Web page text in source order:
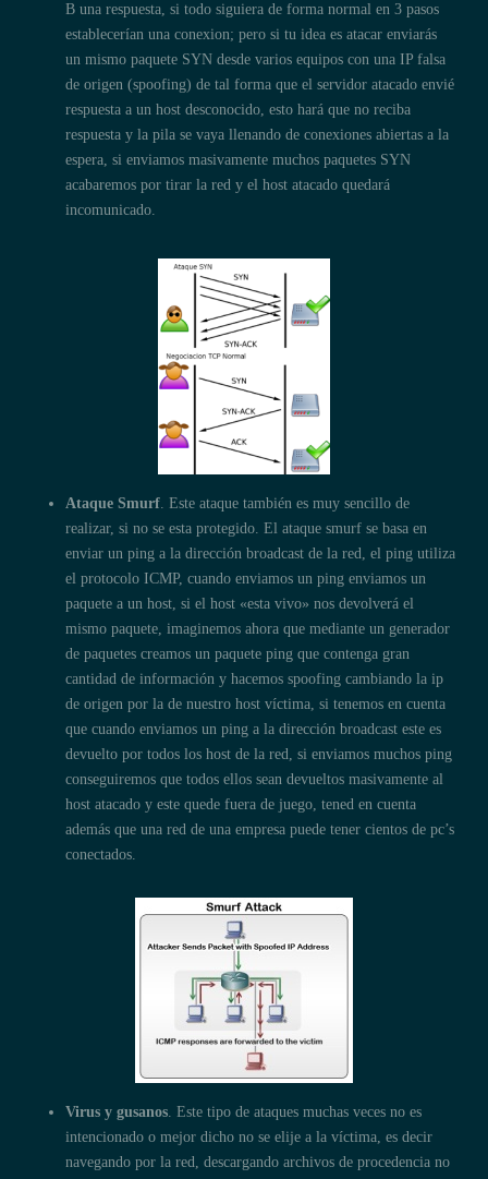
B una respuesta, si todo siguiera de forma normal en 3 pasos
establecerían una conexion; pero si tu idea es atacar enviarás
un mismo paquete SYN desde varios equipos con una IP falsa
de origen (spoofing) de tal forma que el servidor atacado envié
respuesta a un host desconocido, esto hará que no reciba
respuesta y la pila se vaya llenando de conexiones abiertas a la
espera, si enviamos masivamente muchos paquetes SYN
acabaremos por tirar la red y el host atacado quedará
incomunicado.
Ataque Smurf. Este ataque también es muy sencillo de
realizar, si no se esta protegido. El ataque smurf se basa en
enviar un ping a la dirección broadcast de la red, el ping utiliza
el protocolo ICMP, cuando enviamos un ping enviamos un
paquete a un host, si el host «esta vivo» nos devolverá el
mismo paquete, imaginemos ahora que mediante un generador
de paquetes creamos un paquete ping que contenga gran
cantidad de información y hacemos spoofing cambiando la ip
de origen por la de nuestro host víctima, si tenemos en cuenta
que cuando enviamos un ping a la dirección broadcast este es
devuelto por todos los host de la red, si enviamos muchos ping
conseguiremos que todos ellos sean devueltos masivamente al
host atacado y este quede fuera de juego, tened en cuenta
además que una red de una empresa puede tener cientos de pc’s
conectados.
Virus y gusanos. Este tipo de ataques muchas veces no es
intencionado o mejor dicho no se elije a la víctima, es decir
navegando por la red, descargando archivos de procedencia no